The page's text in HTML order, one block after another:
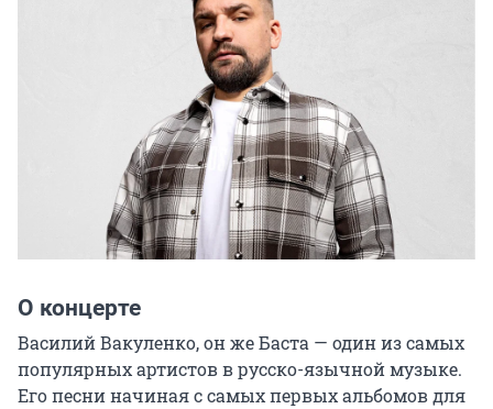
О концерте
Василий Вакуленко, он же Баста — один из самых
популярных артистов в русско-язычной музыке.
Его песни начиная с самых первых альбомов для